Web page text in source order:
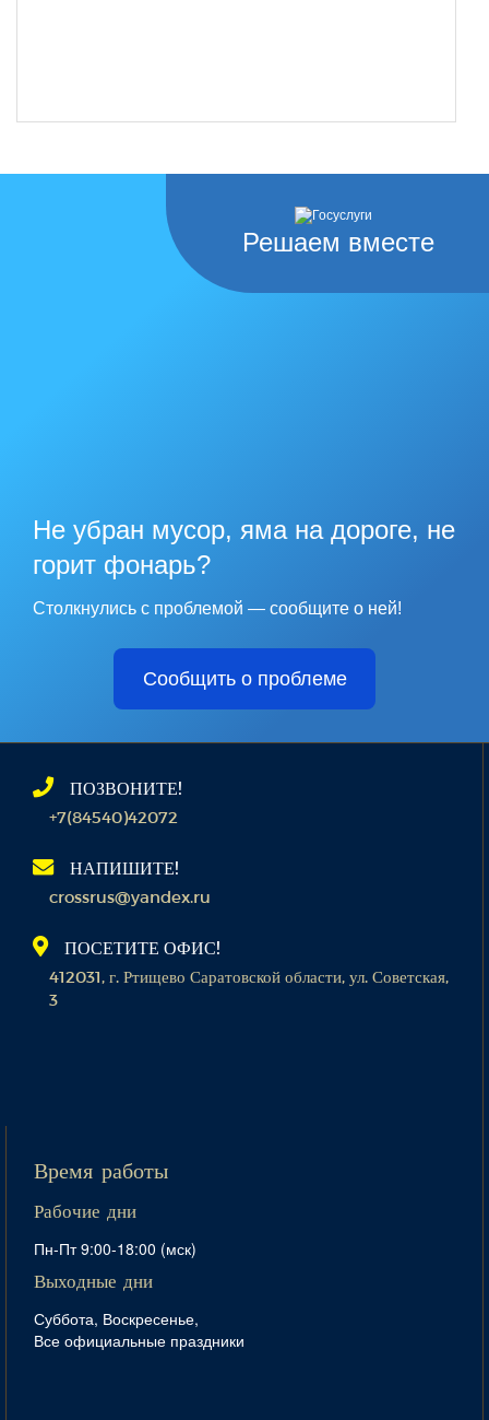
Решаем вместе
Не убран мусор, яма на дороге, не
горит фонарь?
Столкнулись с проблемой — сообщите о ней!
Сообщить о проблеме
ПОЗВОНИТЕ!
+7(84540)42072
НАПИШИТЕ!
crossrus@yandex.ru
ПОСЕТИТЕ ОФИС!
412031, г. Ртищево Саратовской области, ул. Советская,
3
Время работы
Рабочие дни
Пн-Пт 9:00-18:00 (мск)
Выходные дни
Суббота, Воскресенье,
Все официальные праздники